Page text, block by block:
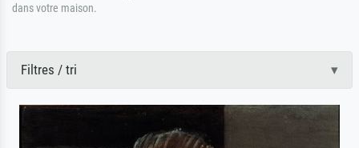
dans votre maison.
Filtres / tri